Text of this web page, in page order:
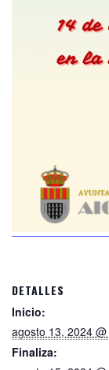
DETALLES
Inicio:
agosto 13, 2024
Finaliza: